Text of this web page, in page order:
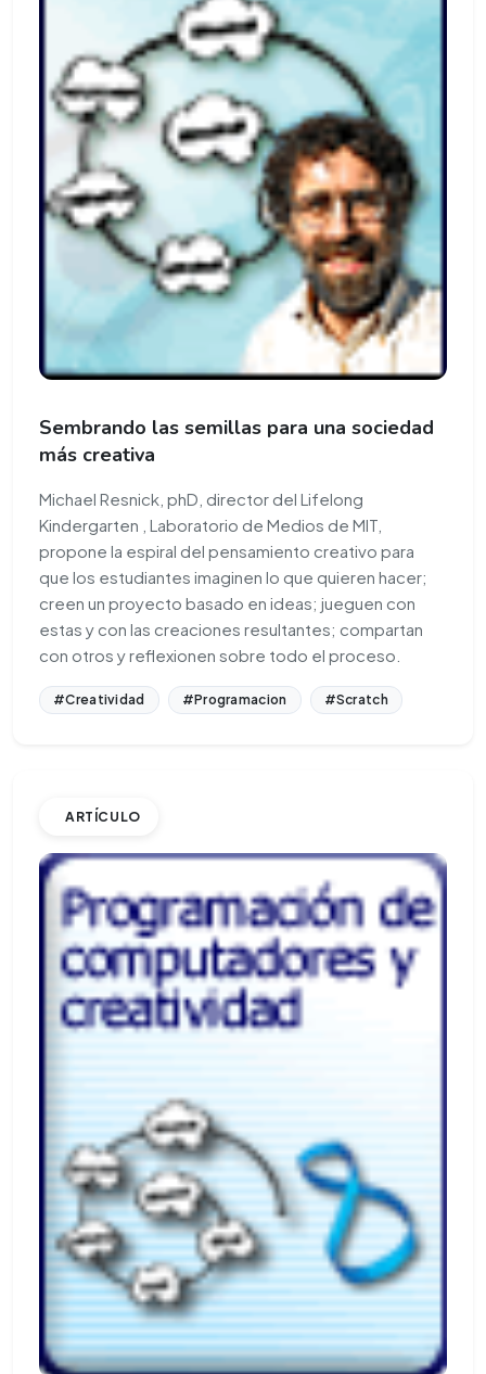
Sembrando las semillas para una sociedad
más creativa
Michael Resnick, phD, director del Lifelong
Kindergarten , Laboratorio de Medios de MIT,
propone la espiral del pensamiento creativo para
que los estudiantes imaginen lo que quieren hacer;
creen un proyecto basado en ideas; jueguen con
estas y con las creaciones resultantes; compartan
con otros y reflexionen sobre todo el proceso.
#Creatividad #Programacion #Scratch
ARTÍCULO